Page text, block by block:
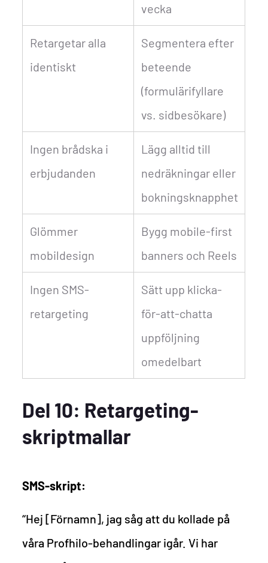
vecka
Retargetar alla
identiskt
Segmentera efter
beteende
(formulärifyllare
vs. sidbesökare)
Ingen brådska i
erbjudanden
Lägg alltid till
nedräkningar eller
bokningsknapphet
Glömmer
mobildesign
Bygg mobile-first
banners och Reels
Ingen SMS-
retargeting
Sätt upp klicka-
för-att-chatta
uppföljning
omedelbart
Del 10: Retargeting-
skriptmallar
SMS-skript:
“Hej [Förnamn], jag såg att du kollade på
våra Profhilo-behandlingar igår. Vi har